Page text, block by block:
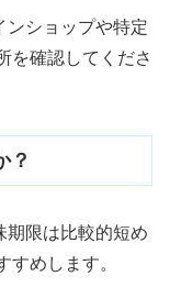
ンショップや特定
を確認してくださ
？
期限は比較的短め
すめします。